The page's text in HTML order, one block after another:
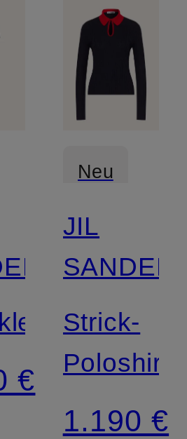
€
Neu
JIL
SANDER
Strick-
Poloshirt
1.190 €